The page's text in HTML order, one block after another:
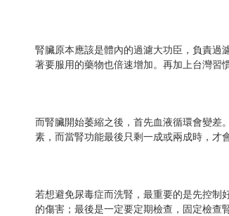
腎臟原本應該是體內的過濾大功臣，負責過
著要服用的藥物也倍速增加。再加上台灣習
而腎臟開始萎縮之後，首先血液循環會變差
素，而當腎功能最後只剩一成或兩成時，才
若想避免尿毒症而洗腎，最重要的是先控制
的傷害；最後是一定要定期檢查，固定檢查